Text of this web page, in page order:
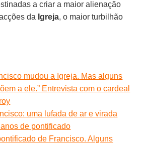
a criar a maior alienação
da Igreja, o maior turbilhão
mudou a Igreja. Mas alguns
a ele.” Entrevista com o cardeal
uma lufada de ar e virada
de pontificado
de Francisco. Alguns